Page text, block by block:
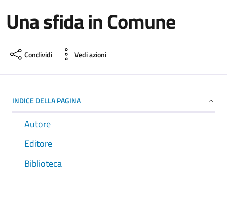
Una sfida in Comune
Condividi Vedi azioni
INDICE DELLA PAGINA
Autore
Editore
Biblioteca